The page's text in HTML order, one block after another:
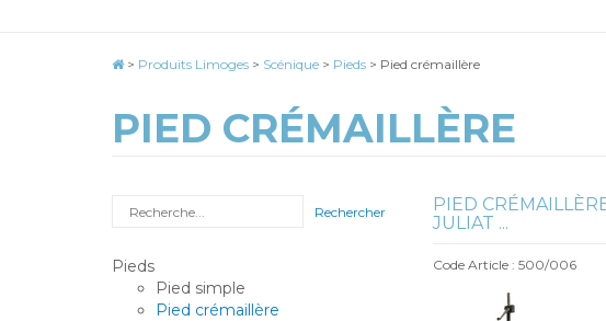
> Produits Limoges > Scénique > Pieds > Pied crémaillère
PIED CRÉMAILLÈRE
Rechercher
Pieds
Pied simple
Pied crémaillère
PIED
JULIAT ...
Code Article : 500/006